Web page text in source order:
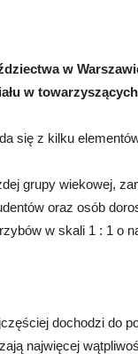
w
w
się z kilku
grupy wiekowej,
oraz osób
w skali 1 : 1 o
dochodzi do
najwięcej